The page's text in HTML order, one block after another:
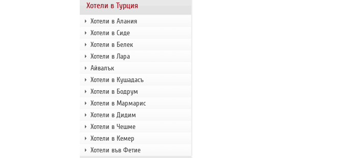
Хотели в Турция
Хотели в Алания
Хотели в Сиде
Хотели в Белек
Хотели в Лара
Айвалък
Хотели в Кушадасъ
Хотели в Бодрум
Хотели в Мармарис
Хотели в Дидим
Хотели в Чешме
Хотели в Кемер
Хотели във Фетие